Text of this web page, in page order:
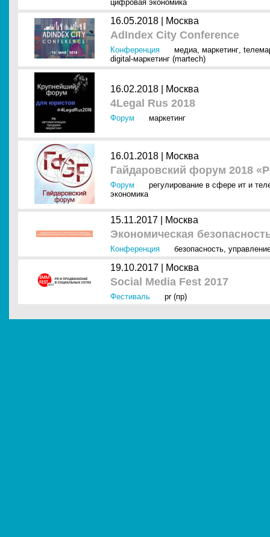
цифровая экономика
16.05.2018 | Москва
AdIndex City Conference
Конференция медиа, маркетинг,
digital-маркетинг (martech)
16.02.2018 | Москва
4Legal Rus 2018
Форум маркетинг
16.01.2018 | Москва
Гайдаровский форум 2018
Форум
регулирование в сфере ит и
экономика
15.11.2017 | Москва
Экономическая
Конференция безопасность,
19.10.2017 | Москва
Social Media Fest 2017
Фестиваль pr (пр)